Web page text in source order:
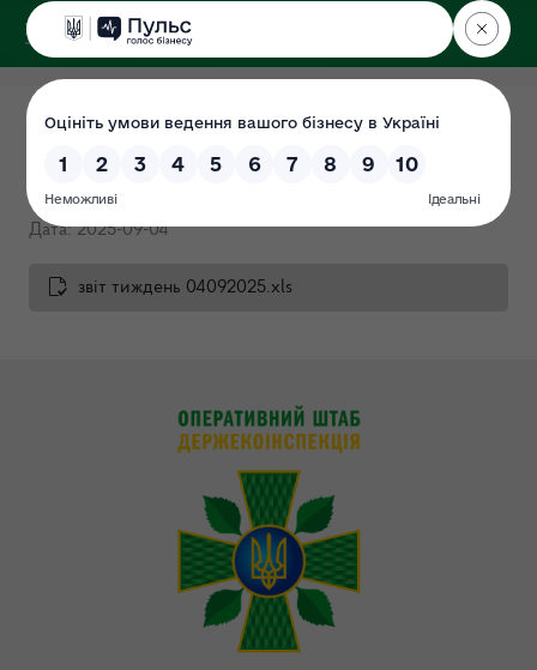
ДЕРЖЕКОІНСПЕКЦІЯ
Звіт за тиждень 29.08.2025-
04.09.2025
Дата: 2025-09-04
звіт тиждень 04092025.xls